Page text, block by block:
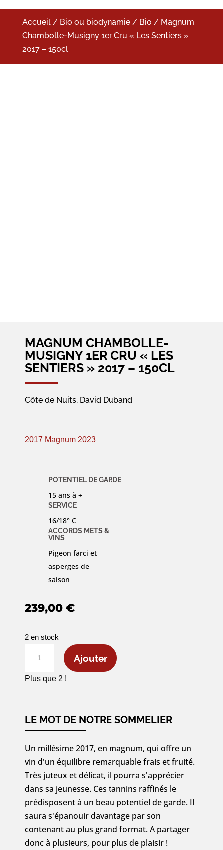
Accueil/ Bio ou biodynamie/ Bio / Magnum
Chambolle-Musigny 1er Cru « Les Sentiers »
2017 – 150cl
MAGNUM CHAMBOLLE-
MUSIGNY 1ER CRU « LES
SENTIERS » 2017 – 150CL
Côte de Nuits, David Duband
2017 Magnum 2023
POTENTIEL DE GARDE
15 ans à +
SERVICE
16/18° C
ACCORDS METS &
VINS
Pigeon farci et
asperges de
saison
239,00 €
2 en stock
Magnum
1er
Cru
«
Les
Sentiers
»
2017
150cl
Ajouter
Plus que 2 !
LE MOT DE NOTRE SOMMELIER
Un millésime 2017, en magnum, qui offre un
vin d'un équilibre remarquable frais et fruité.
Très juteux et délicat, il pourra s'apprécier
dans sa jeunesse. Ces tannins raffinés le
prédisposent à un beau potentiel de garde. Il
saura s'épanouir davantage par son
contenant au plus grand format. A partager
donc à plusieurs, pour plus de plaisir !